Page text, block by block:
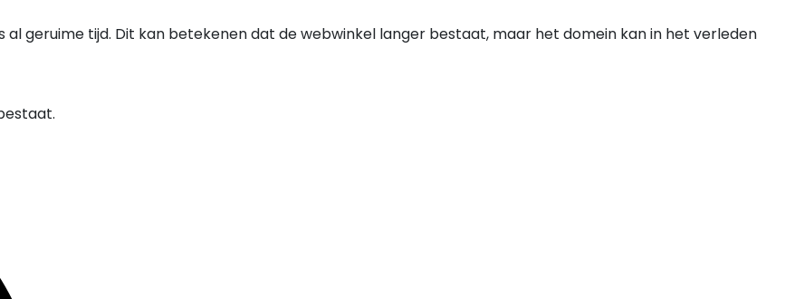
al geruime tijd. Dit kan betekenen dat de webwinkel langer bestaat, maar het domein kan in het verleden